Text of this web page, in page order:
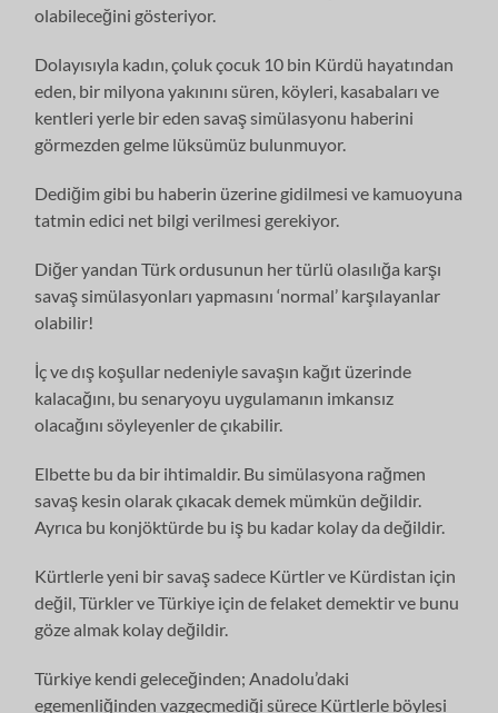
olabileceğini gösteriyor.
Dolayısıyla kadın, çoluk çocuk 10 bin Kürdü hayatından
eden, bir milyona yakınını süren, köyleri, kasabaları ve
kentleri yerle bir eden savaş simülasyonu haberini
görmezden gelme lüksümüz bulunmuyor.
Dediğim gibi bu haberin üzerine gidilmesi ve kamuoyuna
tatmin edici net bilgi verilmesi gerekiyor.
Diğer yandan Türk ordusunun her türlü olasılığa karşı
savaş simülasyonları yapmasını ‘normal’ karşılayanlar
olabilir!
İç ve dış koşullar nedeniyle savaşın kağıt üzerinde
kalacağını, bu senaryoyu uygulamanın imkansız
olacağını söyleyenler de çıkabilir.
Elbette bu da bir ihtimaldir. Bu simülasyona rağmen
savaş kesin olarak çıkacak demek mümkün değildir.
Ayrıca bu konjöktürde bu iş bu kadar kolay da değildir.
Kürtlerle yeni bir savaş sadece Kürtler ve Kürdistan için
değil, Türkler ve Türkiye için de felaket demektir ve bunu
göze almak kolay değildir.
Türkiye kendi geleceğinden; Anadolu’daki
egemenliğinden vazgeçmediği sürece Kürtlerle böylesi